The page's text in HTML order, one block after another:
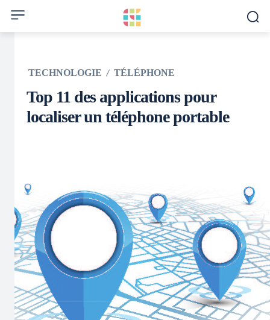
TECHNOLOGIE TÉLÉPHONE
Top 11 des applications pour
localiser un téléphone portable